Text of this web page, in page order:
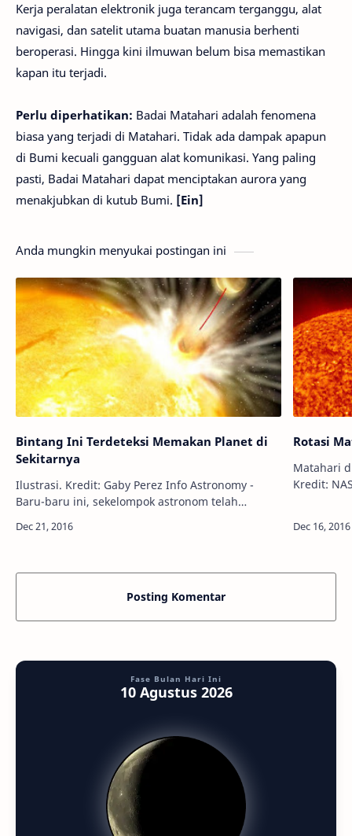
Kerja peralatan elektronik juga terancam terganggu, alat
navigasi, dan satelit utama buatan manusia berhenti
beroperasi. Hingga kini ilmuwan belum bisa memastikan
kapan itu terjadi.
Perlu diperhatikan: Badai Matahari adalah fenomena
biasa yang terjadi di Matahari. Tidak ada dampak apapun
di Bumi kecuali gangguan alat komunikasi. Yang paling
pasti, Badai Matahari dapat menciptakan aurora yang
menakjubkan di kutub Bumi. [Ein]
Anda mungkin menyukai postingan ini
Bintang Ini Terdeteksi Memakan Planet di
Sekitarnya
Ilustrasi. Kredit: Gaby Perez Info Astronomy -
Baru-baru ini, sekelompok astronom telah
ekstrasurya baru yang mengorbit sebuah bintang
Rotasi
Matahari
Kredit: NASA/
Posting Komentar
Fase Bulan Hari Ini
10 Agustus 2026